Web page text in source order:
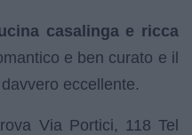
casalinga e ricca
e ben curato e il
eccellente.
Via Portici, 118 Tel